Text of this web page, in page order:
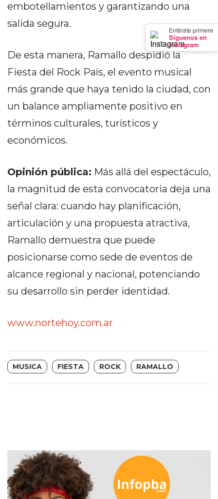
×
Entérate primero
Síguenos en
Instagram
CREAR
TIENDA
SUPLEMENTOS
DEPORTIVOS
EN
DÓNDE
COMPRAR
PROTEÍNA,
PRE
ENTRENO
ASESORAMIENTO
PROFESIONAL
QUÉ
Y
CÓMO
TIENDAS
CON
PEDIDOS
ARGENTINA:
CHANGUITO.COM.AR
VS
OTRAS
embotellamientos y garantizando una
salida segura.
De esta manera, Ramallo despidió la
Fiesta del Rock País, el evento musical
más grande que haya tenido la ciudad, con
un balance ampliamente positivo en
términos culturales, turísticos y
económicos.
Opinión pública: Más allá del espectáculo,
la magnitud de esta convocatoria deja una
señal clara: cuando hay planificación,
articulación y una propuesta atractiva,
Ramallo demuestra que puede
posicionarse como sede de eventos de
alcance regional y nacional, potenciando
su desarrollo sin perder identidad.
www.nortehoy.com.ar
MUSICA FIESTA ROCK RAMALLO